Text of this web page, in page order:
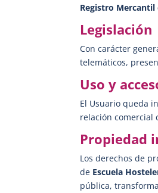
Registro Mercantil
Legislación
Con carácter
telemáticos,
Uso y
El Usuario queda
relación comercial
Propiedad
Los derechos de
de Escuela
pública,